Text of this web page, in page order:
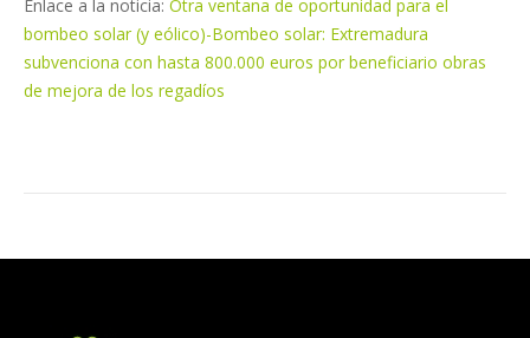
Enlace a la noticia: Otra ventana de oportunidad para el
bombeo solar (y eólico)-Bombeo solar: Extremadura
subvenciona con hasta 800.000 euros por beneficiario obras
de mejora de los regadíos